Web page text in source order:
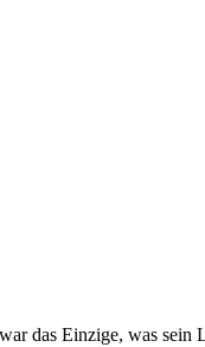
das Einzige, was sein